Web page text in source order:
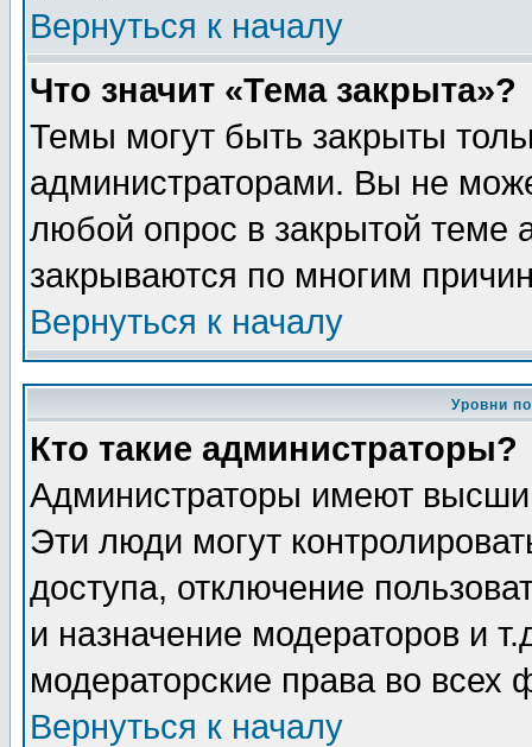
Вернуться к началу
Что значит «Тема закрыта»?
Темы могут быть закрыты
администраторами. Вы не
любой опрос в закрытой теме
закрываются по многим
Вернуться к началу
Уровни
Кто такие администраторы?
Администраторы имеют
Эти люди могут
доступа, отключение
и назначение модераторов и
модераторские права во всех
Вернуться к началу